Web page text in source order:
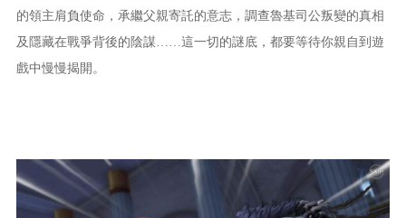
的領主肩負使命，承繼父親寄託的意志，調查魯基司公叛變的真相
及隱藏在戰爭背後的陰謀……這一切的謎底，都要等待你親自到遊
戲中慢慢揭開。